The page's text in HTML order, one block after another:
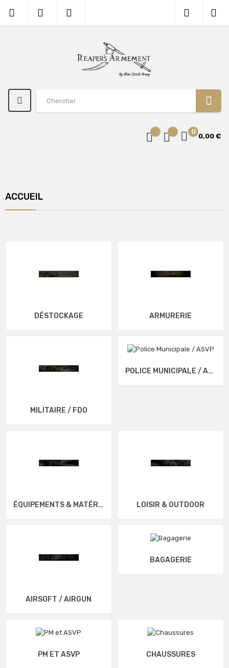
0
0,00 €
ACCUEIL
DÉSTOCKAGE ARMURERIE
MILITAIRE / FDO
POLICE MUNICIPALE / ASVP
ÉQUIPEMENTS & MATÉRIELS LOISIR & OUTDOOR
AIRSOFT / AIRGUN
BAGAGERIE
PM ET ASVP CHAUSSURES